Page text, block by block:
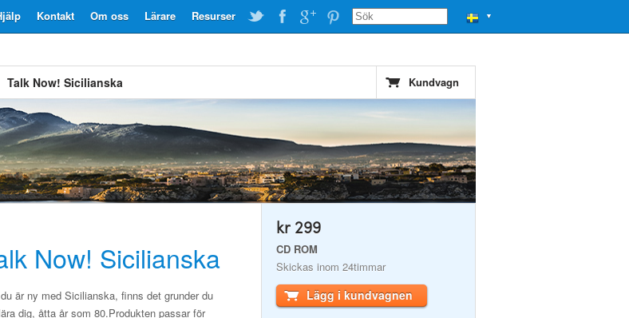
▼
Resurser
Lärare
Om oss
Kontakt
Talk Now! Sicilianska Kundvagn
Now! Sicilianska
är ny med Sicilianska, finns det grunder du
dig, åtta år som 80.Produkten passar för
kr 299
CD ROM
Skickas inom 24timmar
Lägg i kundvagnen